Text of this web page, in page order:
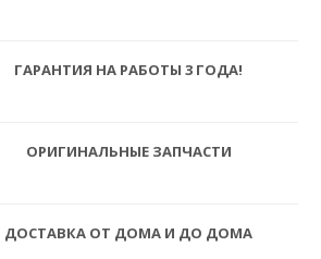
ГАРАНТИЯ НА РАБОТЫ 3 ГОДА!
ОРИГИНАЛЬНЫЕ ЗАПЧАСТИ
ДОСТАВКА ОТ ДОМА И ДО ДОМА